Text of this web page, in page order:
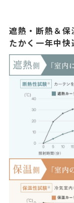
遮熱・断熱＆保
たかく一年中快